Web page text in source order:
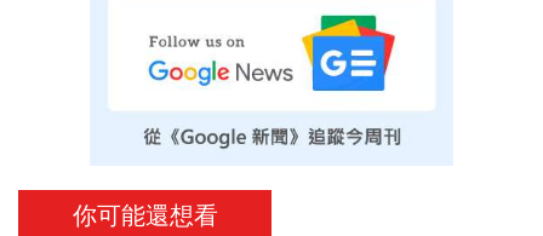
你可能還想看